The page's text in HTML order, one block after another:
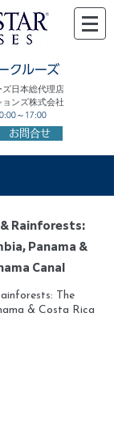
クルーズ
日本総代理店
ンズ株式会社
～17:00
お問合せ
Rainforests:
Panama &
Canal
The
& Costa Rica